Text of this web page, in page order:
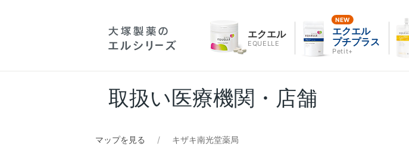
エクエル
EQUELLE
エクエル
プチプラス
Petit+
取扱い医療機関・店舗
マップを見る キザキ南光堂薬局